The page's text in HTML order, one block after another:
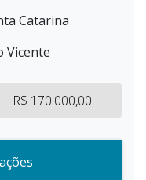
Catarina
Vicente
R$ 170.000,00